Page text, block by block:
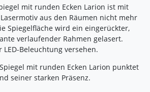
mit runden Ecken Larion ist mit
aus den Räumen nicht mehr
Spiegelfläche wird ein eingerückter,
verlaufender Rahmen gelasert.
Beleuchtung versehen.
mit runden Ecken Larion punktet
seiner starken Präsenz.